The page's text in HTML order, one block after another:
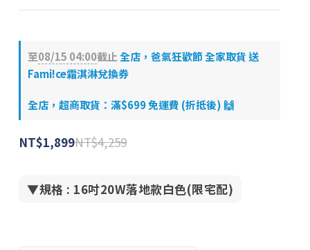
至08/15 04:00截止全店，爸氣狂歡節 全家取貨 送
Fami!ce霜淇淋兌換券
全店，超商取貨：滿$699 免運費 (折抵後) 🙌
NT$4,259
NT$1,899
▼規格 : 16吋20W落地款白色(限宅配)